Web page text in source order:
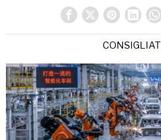
CONSIGLIATI